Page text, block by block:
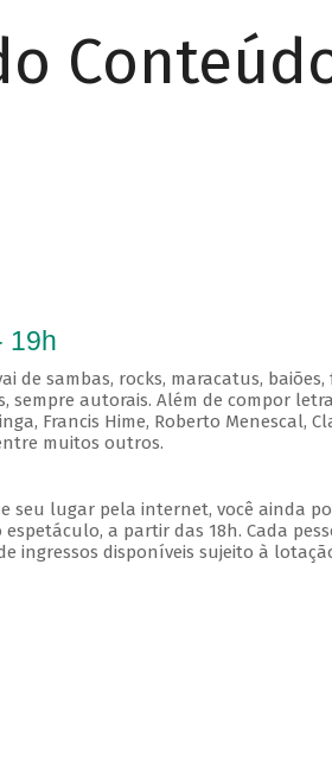
19h
de sambas, rocks, maracatus, baiões,
sempre autorais. Além de compor
Francis Hime, Roberto Menescal,
muitos outros.
seu lugar pela internet, você ainda
a partir das 18h. Cada
ingressos disponíveis sujeito à